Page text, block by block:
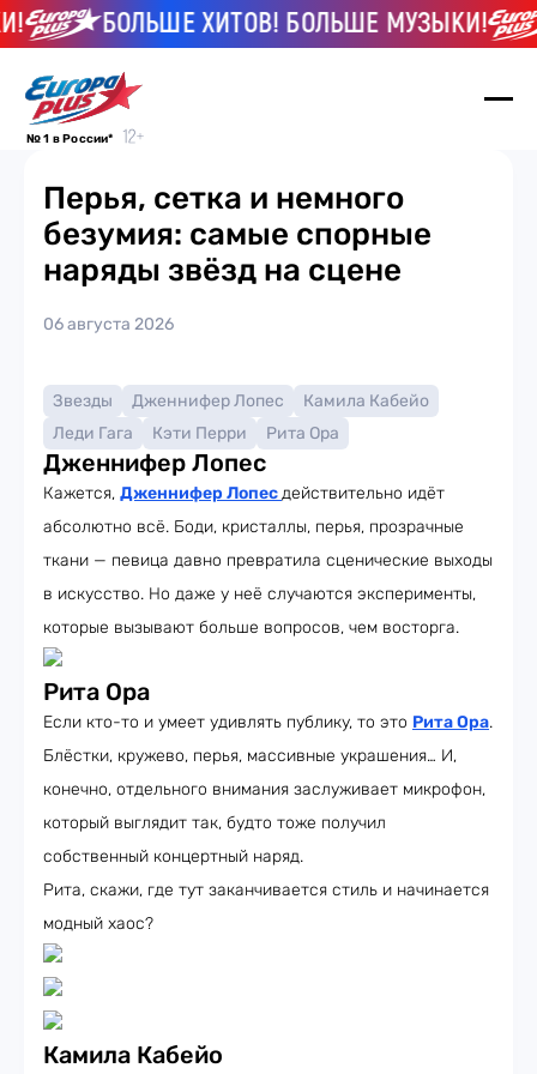
БОЛЬШЕ ХИТОВ! БОЛЬШЕ МУЗЫКИ!
№ 1 в России*
Перья, сетка и немного
безумия: самые спорные
наряды звёзд на сцене
06 августа 2026
Звезды Дженнифер Лопес
Камила Кабейо
Леди Гага
Кэти Перри Рита Ора
Дженнифер Лопес
Кажется, Дженнифер Лопесдействительно идёт
абсолютно всё. Боди, кристаллы, перья, прозрачные
ткани — певица давно превратила сценические выходы
в искусство. Но даже у неё случаются эксперименты,
которые вызывают больше вопросов, чем восторга.
Рита Ора
Если кто-то и умеет удивлять публику, то это Рита Ора.
Блёстки, кружево, перья, массивные украшения… И,
конечно, отдельного внимания заслуживает микрофон,
который выглядит так, будто тоже получил
собственный концертный наряд.
Рита, скажи, где тут заканчивается стиль и начинается
модный хаос?
Камила Кабейо